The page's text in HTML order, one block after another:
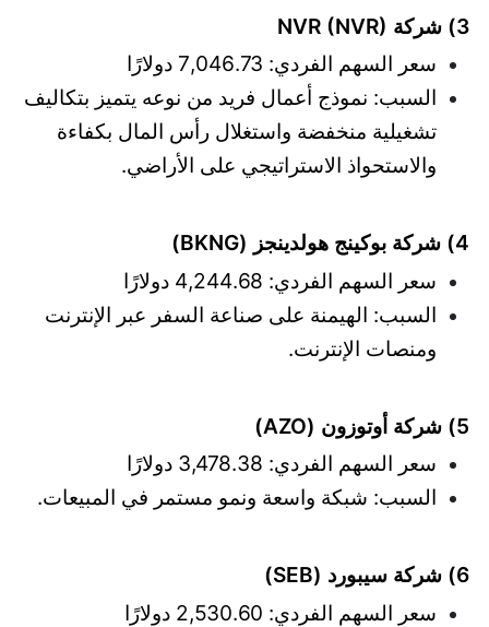
3) شركة NVR (NVR)
سعر السهم الفردي: 7,046.73 دولارًا
السبب: نموذج أعمال فريد من نوعه يتميز بتكاليف
تشغيلية منخفضة واستغلال رأس المال بكفاءة
والاستحواذ الاستراتيجي على الأراضي.
4) شركة بوكينج هولدينجز (BKNG)
سعر السهم الفردي: 4,244.68 دولارًا
السبب: الهيمنة على صناعة السفر عبر الإنترنت
ومنصات الإنترنت.
5) شركة أوتوزون (AZO)
سعر السهم الفردي: 3,478.38 دولارًا
السبب: شبكة واسعة ونمو مستمر في المبيعات.
6) شركة سيبورد (SEB)
سعر السهم الفردي: 2,530.60 دولارًا